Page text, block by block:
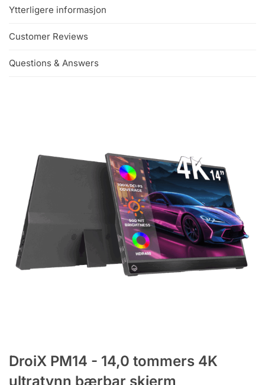
:Ytterligere informasjon
Customer Reviews
Questions & Answers
DroiX PM14 - 14,0 tommers 4K
ultratynn bærbar skjerm